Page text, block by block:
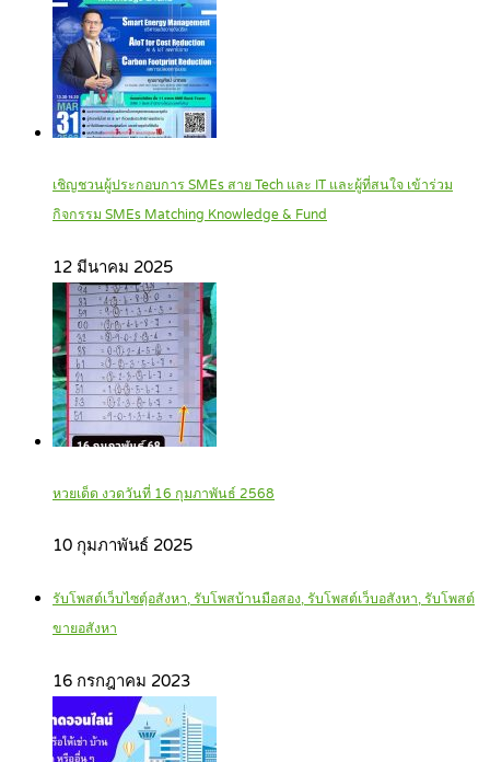
เชิญชวนผู้ประกอบการ SMEs สาย Tech และ IT และผู้ที่สนใจ เข้าร่วม
กิจกรรม SMEs Matching Knowledge & Fund
12 มีนาคม 2025
หวยเด็ด งวดวันที่ 16 กุมภาพันธ์ 2568
10 กุมภาพันธ์ 2025
รับโพสต์เว็บไซตฺ์อสังหา, รับโพสบ้านมือสอง, รับโพสต์เว็บอสังหา, รับโพสต์
ขายอสังหา
16 กรกฎาคม 2023